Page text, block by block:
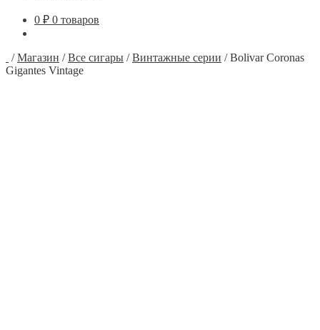
0 ₽ 0 товаров
/Магазин /Все сигары /Винтажные серии /Bolivar Coronas
Gigantes Vintage